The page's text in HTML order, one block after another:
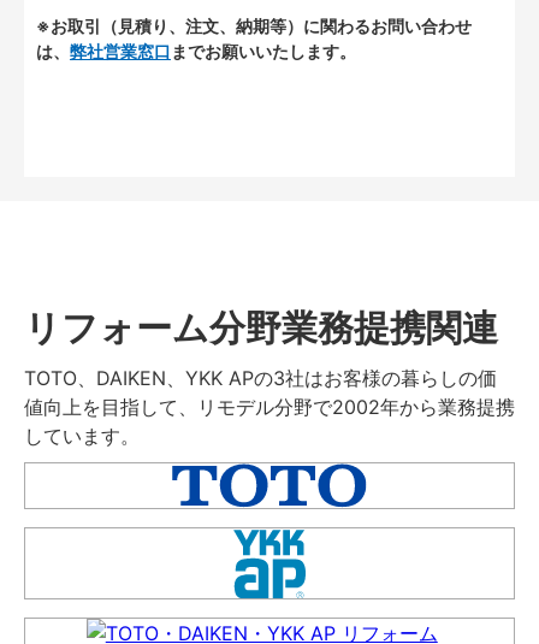
※お取引（見積り、注文、納期等）に関わるお問い合わせ
は、 弊社営業窓口 までお願いいたします。
リフォーム分野業務提携関連
TOTO、DAIKEN、YKK APの3社はお客様の暮らしの価
値向上を目指して、リモデル分野で2002年から業務提携
しています。